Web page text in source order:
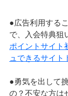
●広告利用する
で、入会特典狙
ポイントサイト
ュできるサイト
●勇気を出して
の？不安な方は